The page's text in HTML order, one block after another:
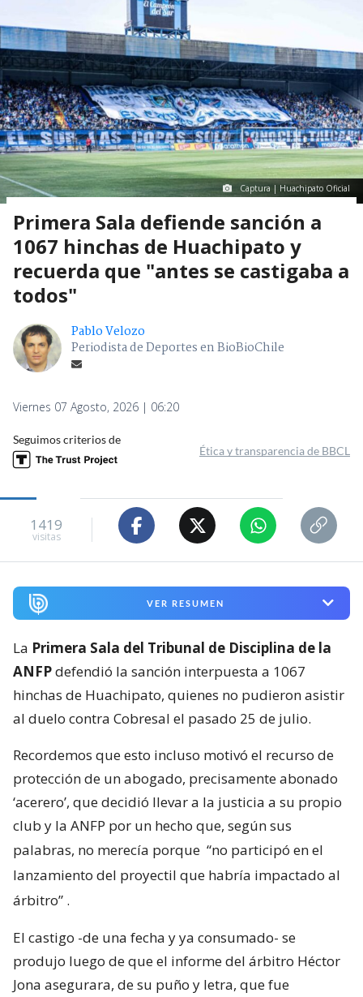
Captura | Huachipato Oficial
Primera Sala defiende sanción a
1067 hinchas de Huachipato y
recuerda que "antes se castigaba a
todos"
Pablo Velozo
Periodista de Deportes en BioBioChile
Viernes 07 Agosto, 2026 | 06:20
Seguimos criterios de
Ética y transparencia de BBCL
1419
visitas
VER RESUMEN
La Primera Sala del Tribunal de Disciplina de la
ANFPdefendió la sanción interpuesta a 1067
hinchas de Huachipato, quienes no pudieron asistir
al duelo contra Cobresal el pasado 25 de julio.
Recordemos que esto incluso motivó el recurso de
protección de un abogado, precisamente abonado
‘acerero’, que decidió llevar a la justicia a su propio
club y la ANFP por un hecho que, según sus
palabras, no merecía porque “no participó en el
lanzamiento del proyectil que habría impactado al
árbitro” .
El castigo -de una fecha y ya consumado- se
produjo luego de que el informe del árbitro Héctor
Jona asegurara, de su puño y letra, que fue